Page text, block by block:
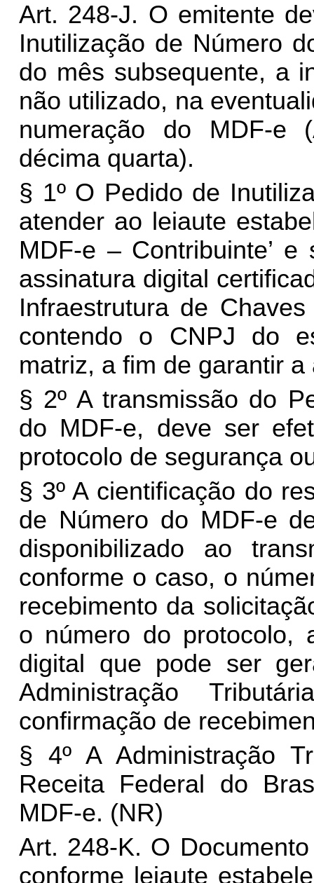
Art. 248-J. O emitente
Inutilização de Número
do mês subsequente, a
não utilizado, na
numeração do MDF-e
décima quarta).
§ 1º O Pedido de
atender ao leiaute
MDF-e – Contribuinte’
assinatura digital
Infraestrutura de
contendo o CNPJ do
matriz, a fim de garantir
§ 2º A transmissão do
do MDF-e, deve ser
protocolo de segurança
§ 3º A cientificação do
de Número do MDF-e
disponibilizado ao
conforme o caso, o
recebimento da
o número do protocolo,
digital que pode ser
Administração
confirmação de
§ 4º A Administração
Receita Federal do
MDF-e. (NR)
Art. 248-K. O
conforme leiaute